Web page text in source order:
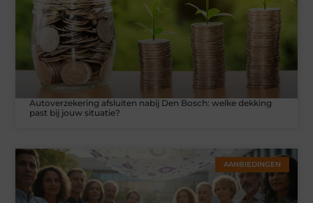
Autoverzekering afsluiten nabij Den Bosch: welke dekking
past bij jouw situatie?
AANBIEDINGEN